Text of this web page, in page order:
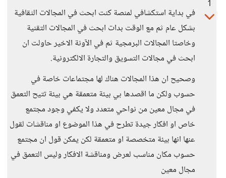
1
في بداية استكشافي لمنصة كنت ابحث في المجالات الثقافية
بشكل عام ثم مع الوقت بدات ابحث في المجالات التقنية
وخاصتا المجالات البرمجية ثم في الآونة الاخير حاولت ان
ابحث في مجالات التسويق والتجارة الالكترونية.
وصحيح ان هذا المجالات هناك لها مجتماعات خاصة في
حسوب ولكن ما اقصدها بي بيئة متعمقة هي بيئة تتيح التعمق
في مجال معين من نواحي متعدد ولا يكفي وجود مجتمع
خاص او افكار جيدة تطرح في هذا الموضوع او مناقشات لقول
عنها انها بيئة متخصصة او متعمقة لكن يمكن قول ان مجتمع
حسوب مكان مناسب لعرض ومناقشة الافكار وليس التعمق في
مجال معين